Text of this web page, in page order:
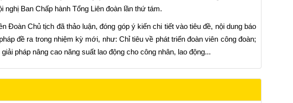
Ban Chấp hành Tổng Liên đoàn lần thứ tám.
Đoàn Chủ tịch đã thảo luận, đóng góp ý kiến chi tiết vào tiêu đề, nội dung báo
đề ra trong nhiệm kỳ mới, như: Chỉ tiêu về phát triển đoàn viên công đoàn;
pháp nâng cao năng suất lao động cho công nhân, lao động...